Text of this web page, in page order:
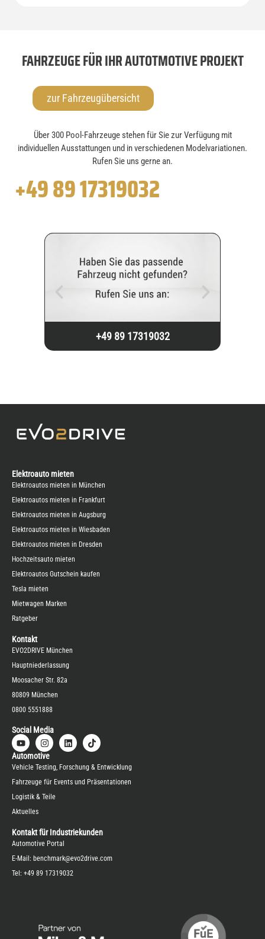
FAHRZEUGE FÜR IHR AUTOTMOTIVE PROJEKT
zur Fahrzeugübersicht
Über 300 Pool-Fahrzeuge stehen für Sie zur Verfügung mit
individuellen Ausstattungen und in verschiedenen Modelvariationen.
Rufen Sie uns gerne an.
+49 89 17319032
+49 89 17319032
Elektroauto mieten
Elektroautos mieten in München
Elektroautos mieten in Frankfurt
Elektroautos mieten in Augsburg
Elektroautos mieten in Wiesbaden
Elektroautos mieten in Dresden
Hochzeitsauto mieten
Elektroautos Gutschein kaufen
Tesla mieten
Mietwagen Marken
Ratgeber
Kontakt
EVO2DRIVE München
Hauptniederlassung
Moosacher Str. 82a
80809 München
0800 5551888
Social Media
Automotive
Vehicle Testing, Forschung & Entwicklung
Fahrzeuge für Events und Präsentationen
Logistik & Teile
Aktuelles
Kontakt für Industriekunden
Automotive Portal
E-Mail: benchmark@evo2drive.com
Tel: +49 89 17319032